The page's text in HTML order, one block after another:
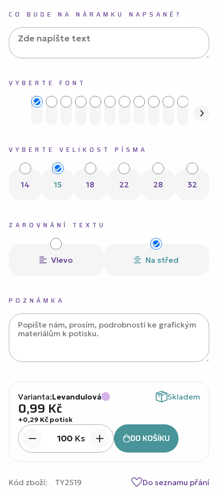
CO BUDE NA NÁRAMKU NAPSANÉ?
VYBERTE FONT
VYBERTE VELIKOST PÍSMA
14 15 18 22 28 32
ZAROVNÁNÍ TEXTU
Vlevo Na střed
POZNÁMKA
Varianta:Levandulová Skladem
0,99 Kč
+0,29 Kč potisk
Ks DO KOŠÍKU
Kód zboží: TY2519 Do seznamu přání